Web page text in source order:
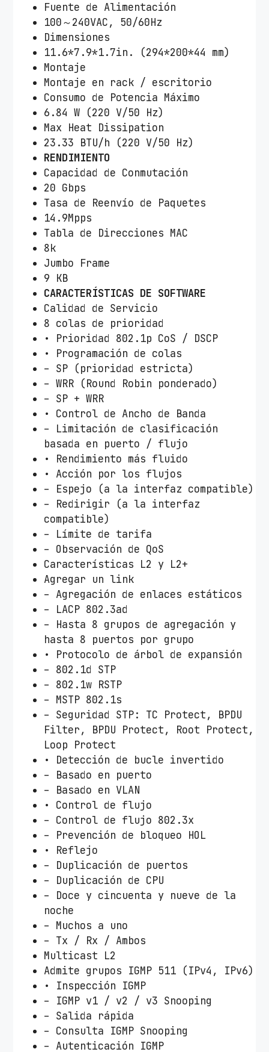
Fuente de Alimentación
100～240VAC, 50/60Hz
Dimensiones
11.6*7.9*1.7in. (294*200*44 mm)
Montaje
Montaje en rack / escritorio
Consumo de Potencia Máximo
6.84 W (220 V/50 Hz)
Max Heat Dissipation
23.33 BTU/h (220 V/50 Hz)
RENDIMIENTO
Capacidad de Conmutación
20 Gbps
Tasa de Reenvío de Paquetes
14.9Mpps
Tabla de Direcciones MAC
8k
Jumbo Frame
9 KB
CARACTERÍSTICAS DE SOFTWARE
Calidad de Servicio
8 colas de prioridad
• Prioridad 802.1p CoS / DSCP
• Programación de colas
– SP (prioridad estricta)
– WRR (Round Robin ponderado)
– SP + WRR
• Control de Ancho de Banda
– Limitación de clasificación
basada en puerto / flujo
• Rendimiento más fluido
• Acción por los flujos
– Espejo (a la interfaz compatible)
– Redirigir (a la interfaz
compatible)
– Límite de tarifa
– Observación de QoS
Características L2 y L2+
Agregar un link
– Agregación de enlaces estáticos
– LACP 802.3ad
– Hasta 8 grupos de agregación y
hasta 8 puertos por grupo
• Protocolo de árbol de expansión
– 802.1d STP
– 802.1w RSTP
– MSTP 802.1s
– Seguridad STP: TC Protect, BPDU
Filter, BPDU Protect, Root Protect,
Loop Protect
• Detección de bucle invertido
– Basado en puerto
– Basado en VLAN
• Control de flujo
– Control de flujo 802.3x
– Prevención de bloqueo HOL
• Reflejo
– Duplicación de puertos
– Duplicación de CPU
– Doce y cincuenta y nueve de la
noche
– Muchos a uno
– Tx / Rx / Ambos
Multicast L2
Admite grupos IGMP 511 (IPv4, IPv6)
• Inspección IGMP
– IGMP v1 / v2 / v3 Snooping
– Salida rápida
– Consulta IGMP Snooping
– Autenticación IGMP